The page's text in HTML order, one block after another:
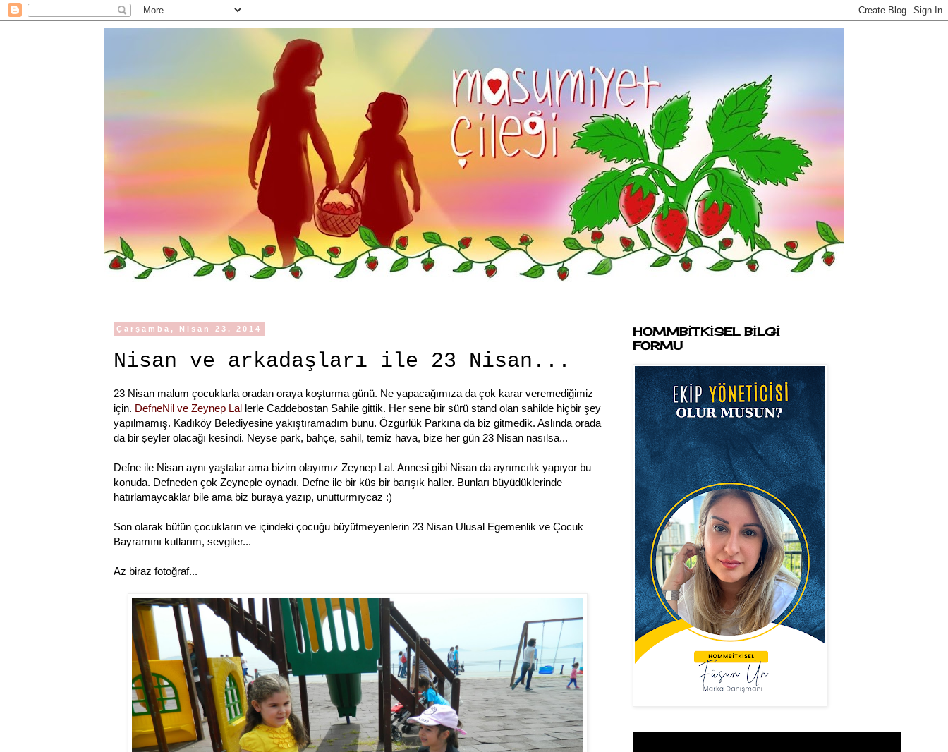
Çarşamba, Nisan 23, 2014
Nisan ve arkadaşları ile 23 Nisan...
23 Nisan malum çocuklarla oradan oraya koşturma günü. Ne yapacağımıza da çok karar veremediğimiz
için. DefneNil ve Zeynep Lal lerle Caddebostan Sahile gittik. Her sene bir sürü stand olan sahilde hiçbir şey
yapılmamış. Kadıköy Belediyesine yakıştıramadım bunu. Özgürlük Parkına da biz gitmedik. Aslında orada
da bir şeyler olacağı kesindi. Neyse park, bahçe, sahil, temiz hava, bize her gün 23 Nisan nasılsa...
Defne ile Nisan aynı yaştalar ama bizim olayımız Zeynep Lal. Annesi gibi Nisan da ayrımcılık yapıyor bu
konuda. Defneden çok Zeyneple oynadı. Defne ile bir küs bir barışık haller. Bunları büyüdüklerinde
hatırlamaycaklar bile ama biz buraya yazıp, unutturmıycaz :)
Son olarak bütün çocukların ve içindeki çocuğu büyütmeyenlerin 23 Nisan Ulusal Egemenlik ve Çocuk
Bayramını kutlarım, sevgiler...
Az biraz fotoğraf...
HOMMBİTKİSEL BİLGİ
FORMU